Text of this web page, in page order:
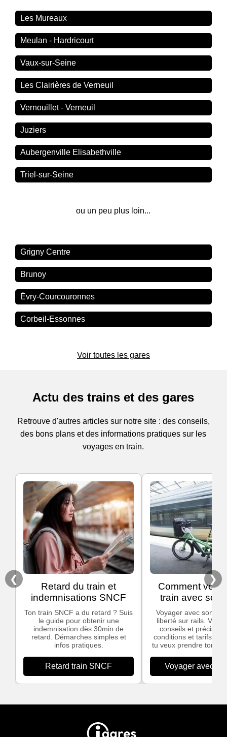
Les Mureaux
Meulan - Hardricourt
Vaux-sur-Seine
Les Clairières de Verneuil
Vernouillet - Verneuil
Juziers
Aubergenville Elisabethville
Triel-sur-Seine
ou un peu plus loin...
Grigny Centre
Brunoy
Évry-Courcouronnes
Corbeil-Essonnes
Voir toutes les gares
Actu des trains et des gares
Retrouve d'autres articles sur notre site : des conseils,
des bons plans et des informations pratiques sur les
voyages en train.
❮
Retard du train et
indemnisations SNCF
Ton train SNCF a du retard ? Suis
le guide pour obtenir une
indemnisation dès 30min de
retard. Démarches simples et
infos pratiques.
Retard train SNCF
Comment
train avec son
Voyager avec son
liberté sur rails. Voici
conseils et
conditions et tarifs
tu veux prendre ton
Voyager avec
❯